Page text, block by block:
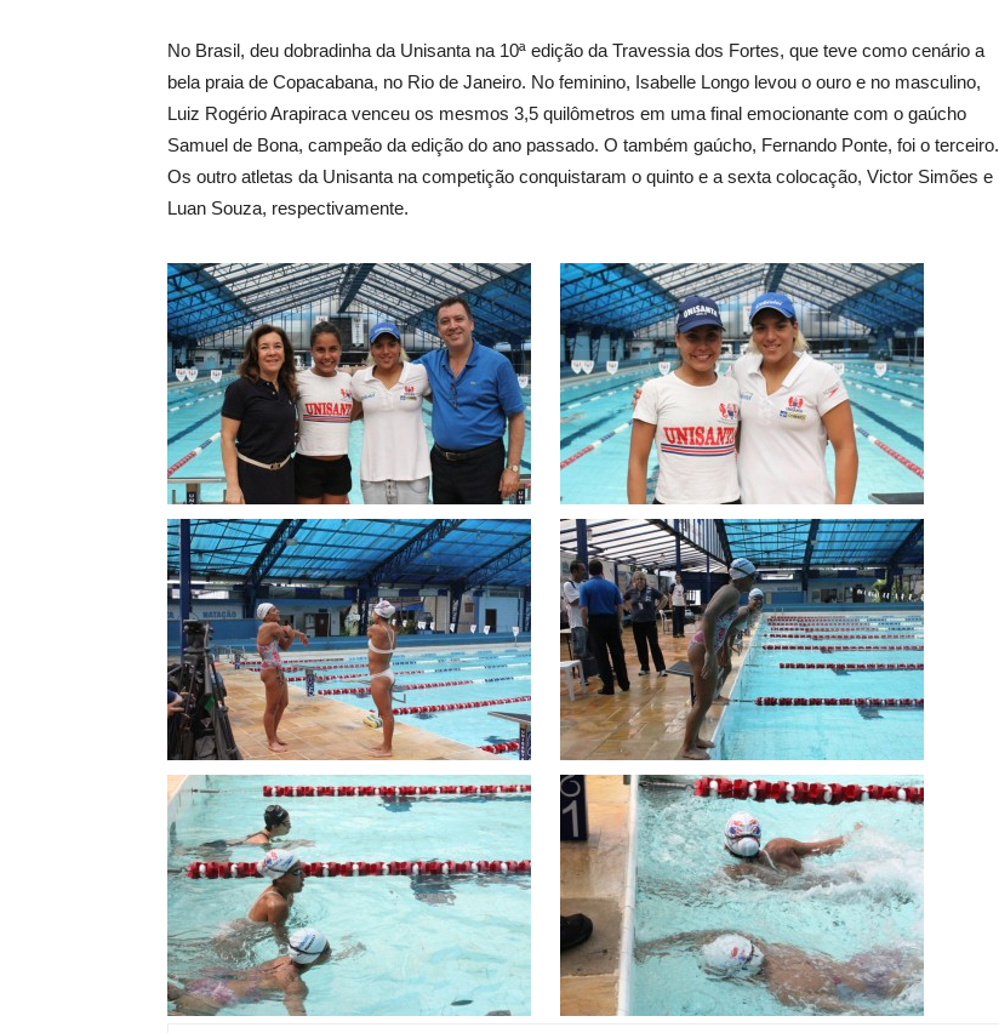
No Brasil, deu dobradinha da Unisanta na 10ª edição da Travessia dos Fortes, que teve como cenário a
bela praia de Copacabana, no Rio de Janeiro. No feminino, Isabelle Longo levou o ouro e no masculino,
Luiz Rogério Arapiraca venceu os mesmos 3,5 quilômetros em uma final emocionante com o gaúcho
Samuel de Bona, campeão da edição do ano passado. O também gaúcho, Fernando Ponte, foi o terceiro.
Os outro atletas da Unisanta na competição conquistaram o quinto e a sexta colocação, Victor Simões e
Luan Souza, respectivamente.